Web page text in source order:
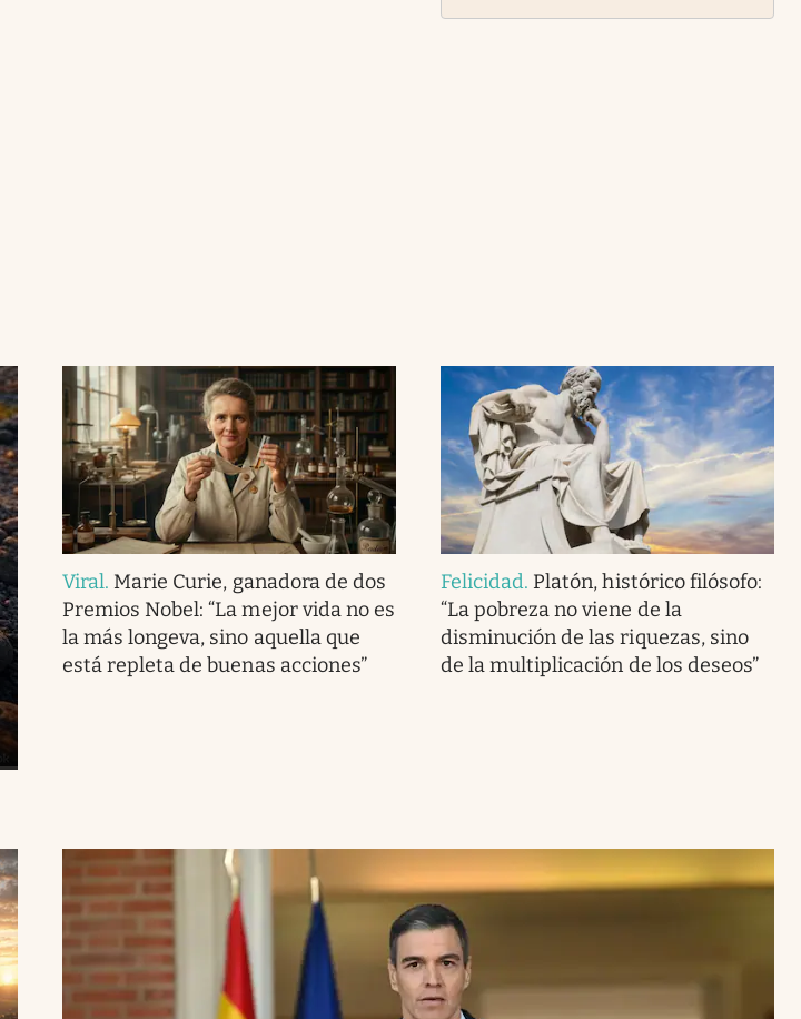
Viral. Marie Curie, ganadora de dos
Premios Nobel: “La mejor vida no es
la más longeva, sino aquella que
está repleta de buenas acciones”
Felicidad. Platón, histórico filósofo:
“La pobreza no viene de la
disminución de las riquezas, sino
de la multiplicación de los deseos”